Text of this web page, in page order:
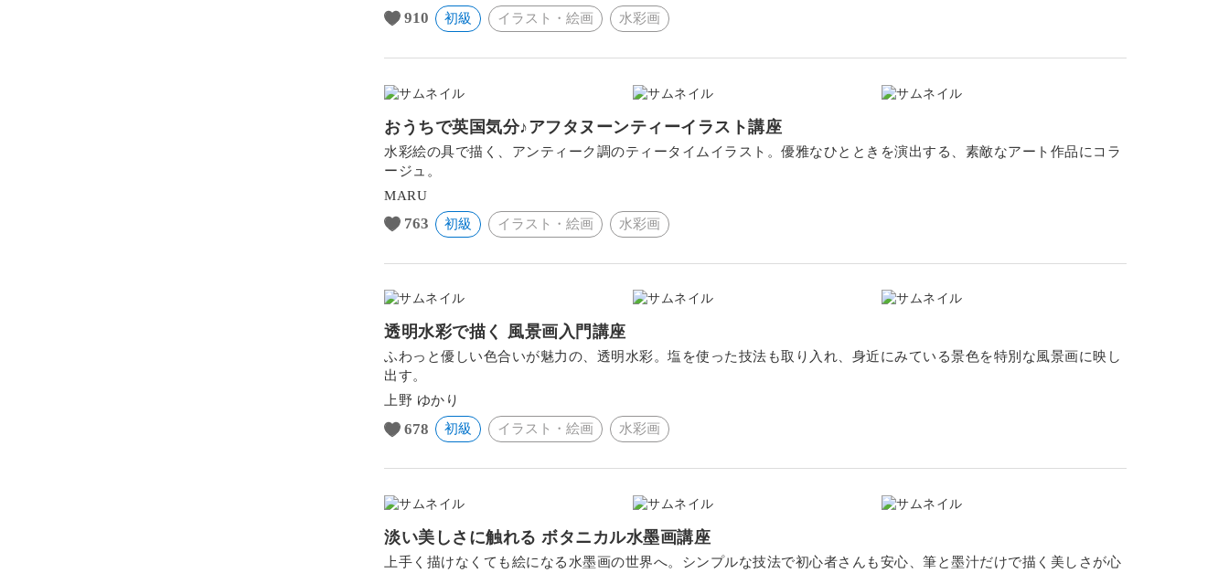
910 初級 イラスト・絵画 水彩画
おうちで英国気分♪アフタヌーンティーイラスト講座
水彩絵の具で描く、アンティーク調のティータイムイラスト。優雅なひとときを演出する、素敵なアート作品にコラ
ージュ。
MARU
763 初級 イラスト・絵画 水彩画
透明水彩で描く 風景画入門講座
ふわっと優しい色合いが魅力の、透明水彩。塩を使った技法も取り入れ、身近にみている景色を特別な風景画に映し
出す。
上野 ゆかり
678 初級 イラスト・絵画 水彩画
淡い美しさに触れる ボタニカル水墨画講座
上手く描けなくても絵になる水墨画の世界へ。シンプルな技法で初心者さんも安心、筆と墨汁だけで描く美しさが心